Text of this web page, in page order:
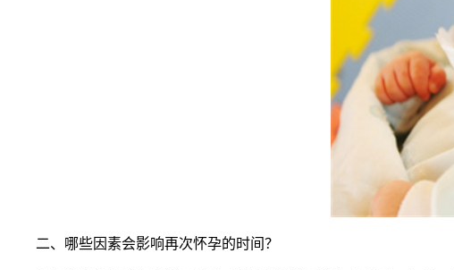
二、哪些因素会影响再次怀孕的时间？